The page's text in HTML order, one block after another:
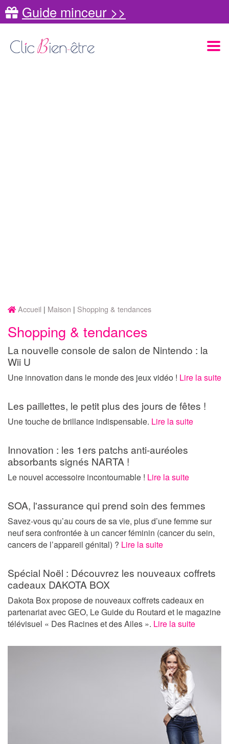
Guide minceur >>
Accueil Maison Shopping & tendances
Shopping & tendances
La nouvelle console de salon de Nintendo : la
Wii U
Une innovation dans le monde des jeux vidéo ! Lire la suite
Les paillettes, le petit plus des jours de fêtes !
Une touche de brillance indispensable. Lire la suite
Innovation : les 1ers patchs anti-auréoles
absorbants signés NARTA !
Le nouvel accessoire incontournable ! Lire la suite
SOA, l'assurance qui prend soin des femmes
Savez-vous qu’au cours de sa vie, plus d’une femme sur
neuf sera confrontée à un cancer féminin (cancer du sein,
cancers de l’appareil génital) ? Lire la suite
Spécial Noël : Découvrez les nouveaux coffrets
cadeaux DAKOTA BOX
Dakota Box propose de nouveaux coffrets cadeaux en
partenariat avec GEO, Le Guide du Routard et le magazine
télévisuel « Des Racines et des Ailes ». Lire la suite